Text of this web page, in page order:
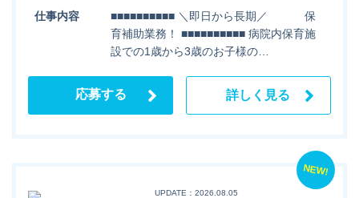
仕事内容
■■■■■■■■■■ ＼即日から長期／ 保
育補助業務！ ■■■■■■■■■■ 病院内保育施
設での1歳から3歳のお子様の…
応募する 詳しく見る
NEW!
UPDATE：2026.08.05